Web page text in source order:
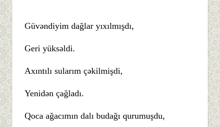
Güvəndiyim dağlar yıxılmışdı,
Geri yüksəldi.
Axıntılı sularım çəkilmişdi,
Yenidən çağladı.
Qoca ağacımın dalı budağı qurumuşdu,